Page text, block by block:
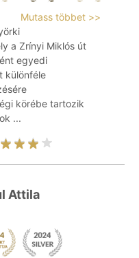
Mutass többet >>
a Zrínyi Miklós út
egyedi
különféle
körébe tartozik
...
Attila